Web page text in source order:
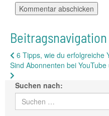
Beitragsnavigation
6 Tipps, wie du erfolgreiche
Sind Abonnenten bei
Suchen nach: